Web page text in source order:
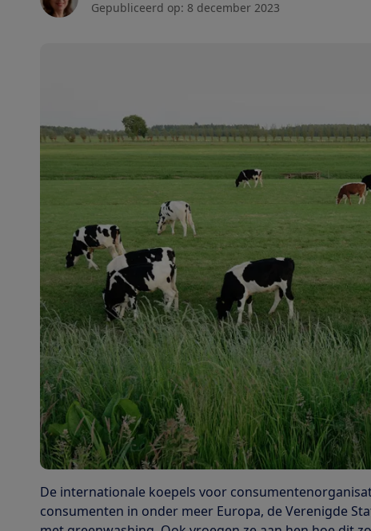
Gepubliceerd op: 8 december 2023
De internationale koepels voor
consumenten in onder meer Europa, de Verenigde